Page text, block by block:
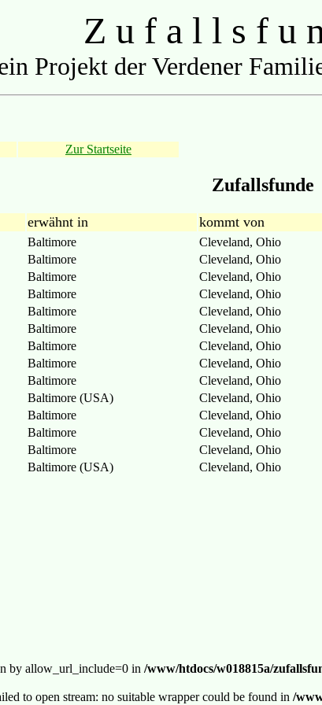
Z u f a l l s f u
Projekt der Verdener
Zur Startseite
Zufallsfunde
erwähnt in kommt von
Baltimore Cleveland, Ohio
Baltimore Cleveland, Ohio
Baltimore Cleveland, Ohio
Baltimore Cleveland, Ohio
Baltimore Cleveland, Ohio
Baltimore Cleveland, Ohio
Baltimore Cleveland, Ohio
Baltimore Cleveland, Ohio
Baltimore Cleveland, Ohio
Baltimore (USA) Cleveland, Ohio
Baltimore Cleveland, Ohio
Baltimore Cleveland, Ohio
Baltimore Cleveland, Ohio
Baltimore (USA) Cleveland, Ohio
by allow_url_include=0 in /www/htdocs/w018815a/
to open stream: no suitable wrapper could be found in /